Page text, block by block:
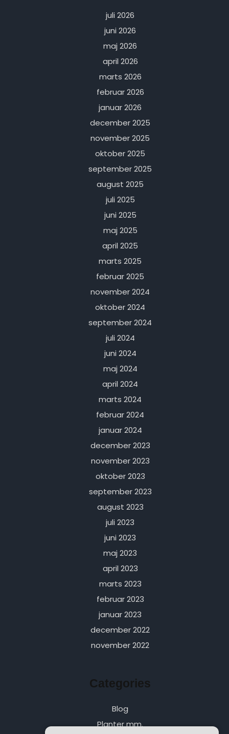
juli 2026
juni 2026
maj 2026
april 2026
marts 2026
februar 2026
januar 2026
december 2025
november 2025
oktober 2025
september 2025
august 2025
juli 2025
juni 2025
maj 2025
april 2025
marts 2025
februar 2025
november 2024
oktober 2024
september 2024
juli 2024
juni 2024
maj 2024
april 2024
marts 2024
februar 2024
januar 2024
december 2023
november 2023
oktober 2023
september 2023
august 2023
juli 2023
juni 2023
maj 2023
april 2023
marts 2023
februar 2023
januar 2023
december 2022
november 2022
Categories
Blog
Planter mm.